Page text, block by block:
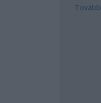
Tovább